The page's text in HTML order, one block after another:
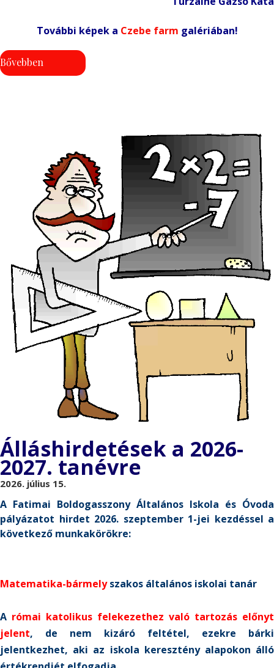
További képek a Czebe farm galériában!
Bővebben
Álláshirdetések a 2026-
2027. tanévre
2026. július 15.
A Fatimai Boldogasszony Általános Iskola és Óvoda
pályázatot hirdet 2026. szeptember 1-jei kezdéssel a
következő munkakörökre:
Matematika-bármelyszakos általános iskolai tanár
A római katolikus felekezethez való tartozás előnyt
jelent, de nem kizáró feltétel, ezekre bárki
jelentkezhet, aki az iskola keresztény alapokon álló